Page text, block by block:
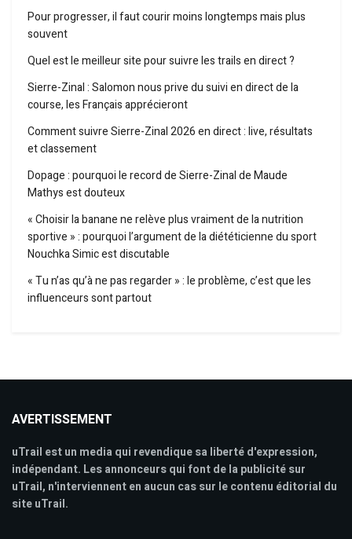
Pour progresser, il faut courir moins longtemps mais plus
souvent
Quel est le meilleur site pour suivre les trails en direct ?
Sierre-Zinal : Salomon nous prive du suivi en direct de la
course, les Français apprécieront
Comment suivre Sierre-Zinal 2026 en direct : live, résultats
et classement
Dopage : pourquoi le record de Sierre-Zinal de Maude
Mathys est douteux
« Choisir la banane ne relève plus vraiment de la nutrition
sportive » : pourquoi l’argument de la diététicienne du sport
Nouchka Simic est discutable
« Tu n’as qu’à ne pas regarder » : le problème, c’est que les
influenceurs sont partout
AVERTISSEMENT
uTrail est un media qui revendique sa liberté d'expression,
indépendant. Les annonceurs qui font de la publicité sur
uTrail, n'interviennent en aucun cas sur le contenu éditorial du
site uTrail.